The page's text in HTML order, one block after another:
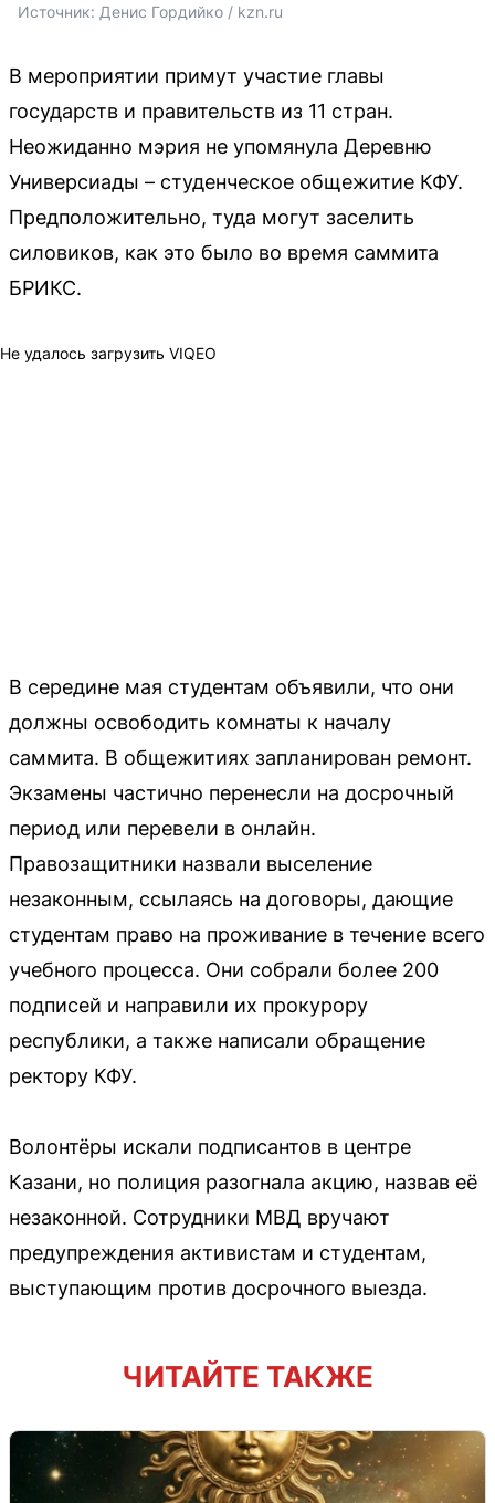
Источник: Денис Гордийко / kzn.ru
В мероприятии примут участие главы
государств и правительств из 11 стран.
Неожиданно мэрия не упомянула Деревню
Универсиады – студенческое общежитие КФУ.
Предположительно, туда могут заселить
силовиков, как это было во время саммита
БРИКС.
Не удалось загрузить VIQEO
В середине мая студентам объявили, что они
должны освободить комнаты к началу
саммита. В общежитиях запланирован ремонт.
Экзамены частично перенесли на досрочный
период или перевели в онлайн.
Правозащитники назвали выселение
незаконным, ссылаясь на договоры, дающие
студентам право на проживание в течение всего
учебного процесса. Они собрали более 200
подписей и направили их прокурору
республики, а также написали обращение
ректору КФУ.
Волонтёры искали подписантов в центре
Казани, но полиция разогнала акцию, назвав её
незаконной. Сотрудники МВД вручают
предупреждения активистам и студентам,
выступающим против досрочного выезда.
ЧИТАЙТЕ ТАКЖЕ